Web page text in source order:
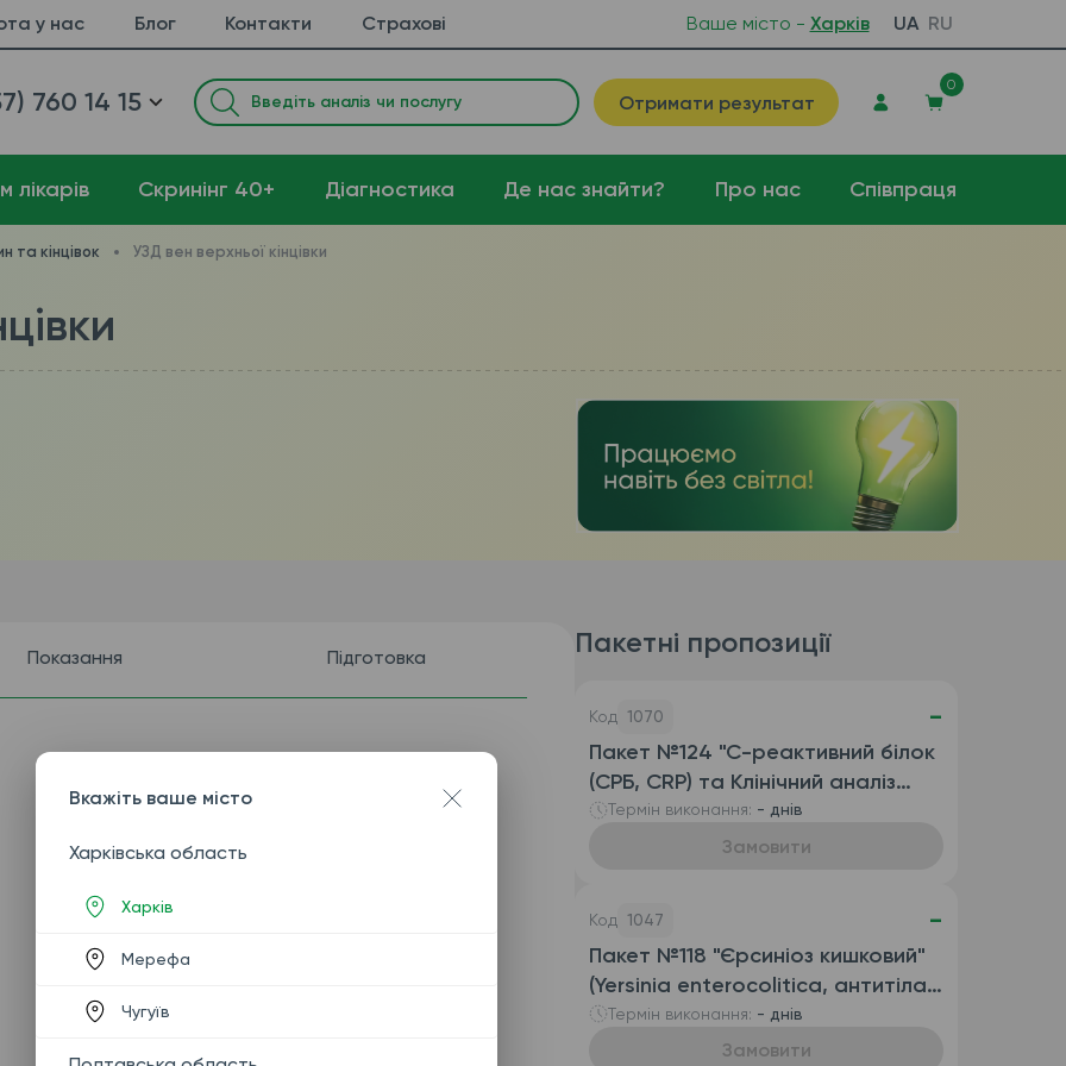
у нас Блог Контакти Страхові Ваше місто - Харків UA RU
760 14 15 Отримати результат
0
лікарів Cкринінг 40+ Діагностика Де нас знайти? Про нас Співпраця
та кінцівок УЗД вен верхньої кінцівки
Показання Підготовка Пакетні пропозиції
Код 1070 -
Пакет №124 "С-реактивний білок
(СРБ, CRP) та Клінічний аналіз
крові розгорнутий
(автоматизований з ШОЕ),
Термін виконання: - днів
Замовити
Код 1047 -
Пакет №118 "Єрсиніоз кишковий"
(Yersinia enterocolitica, антитіла
IgG та антитіла IgA)
Термін виконання: - днів
Замовити
Вкажіть ваше місто
Харківська область
Харків
Мерефа
Чугуїв